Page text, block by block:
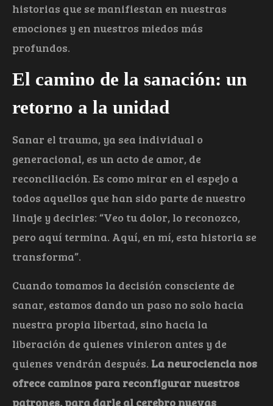
historias que se manifiestan en nuestras
emociones y en nuestros miedos más
profundos.
El camino de la sanación: un
retorno a la unidad
Sanar el trauma, ya sea individual o
generacional, es un acto de amor, de
reconciliación. Es como mirar en el espejo a
todos aquellos que han sido parte de nuestro
linaje y decirles: “Veo tu dolor, lo reconozco,
pero aquí termina. Aquí, en mí, esta historia se
transforma”.
Cuando tomamos la decisión consciente de
sanar, estamos dando un paso no solo hacia
nuestra propia libertad, sino hacia la
liberación de quienes vinieron antes y de
quienes vendrán después. La neurociencia nos
ofrece caminos para reconfigurar nuestros
patrones, para darle al cerebro nuevas